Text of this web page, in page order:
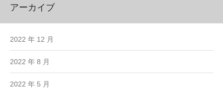
アーカイブ
2022 年 12 月
2022 年 8 月
2022 年 5 月